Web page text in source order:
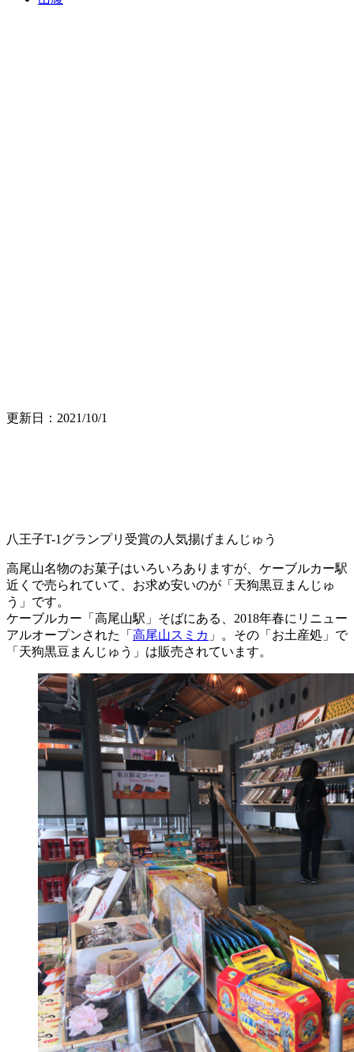
更新日： 2021/10/1
八王子T-1グランプリ受賞の人気揚げまんじゅう
高尾山名物のお菓子はいろいろありますが、ケーブルカー駅
近くで売られていて、お求め安いのが「天狗黒豆まんじゅ
う」です。
ケーブルカー「高尾山駅」そばにある、2018年春にリニュー
アルオープンされた「 高尾山スミカ 」。その「お土産処」で
「天狗黒豆まんじゅう」は販売されています。